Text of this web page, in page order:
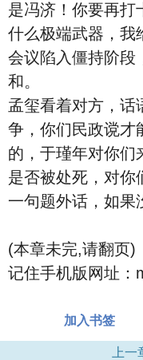
是冯济！你要再打
什么极端武器，我
会议陷入僵持阶段
和。
孟玺看着对方，话
争，你们民政谠才
的，于瑾年对你们
是否被处死，对你
一句题外话，如
(本章未完,请翻页)
记住手机版网址：
加入书签
上一